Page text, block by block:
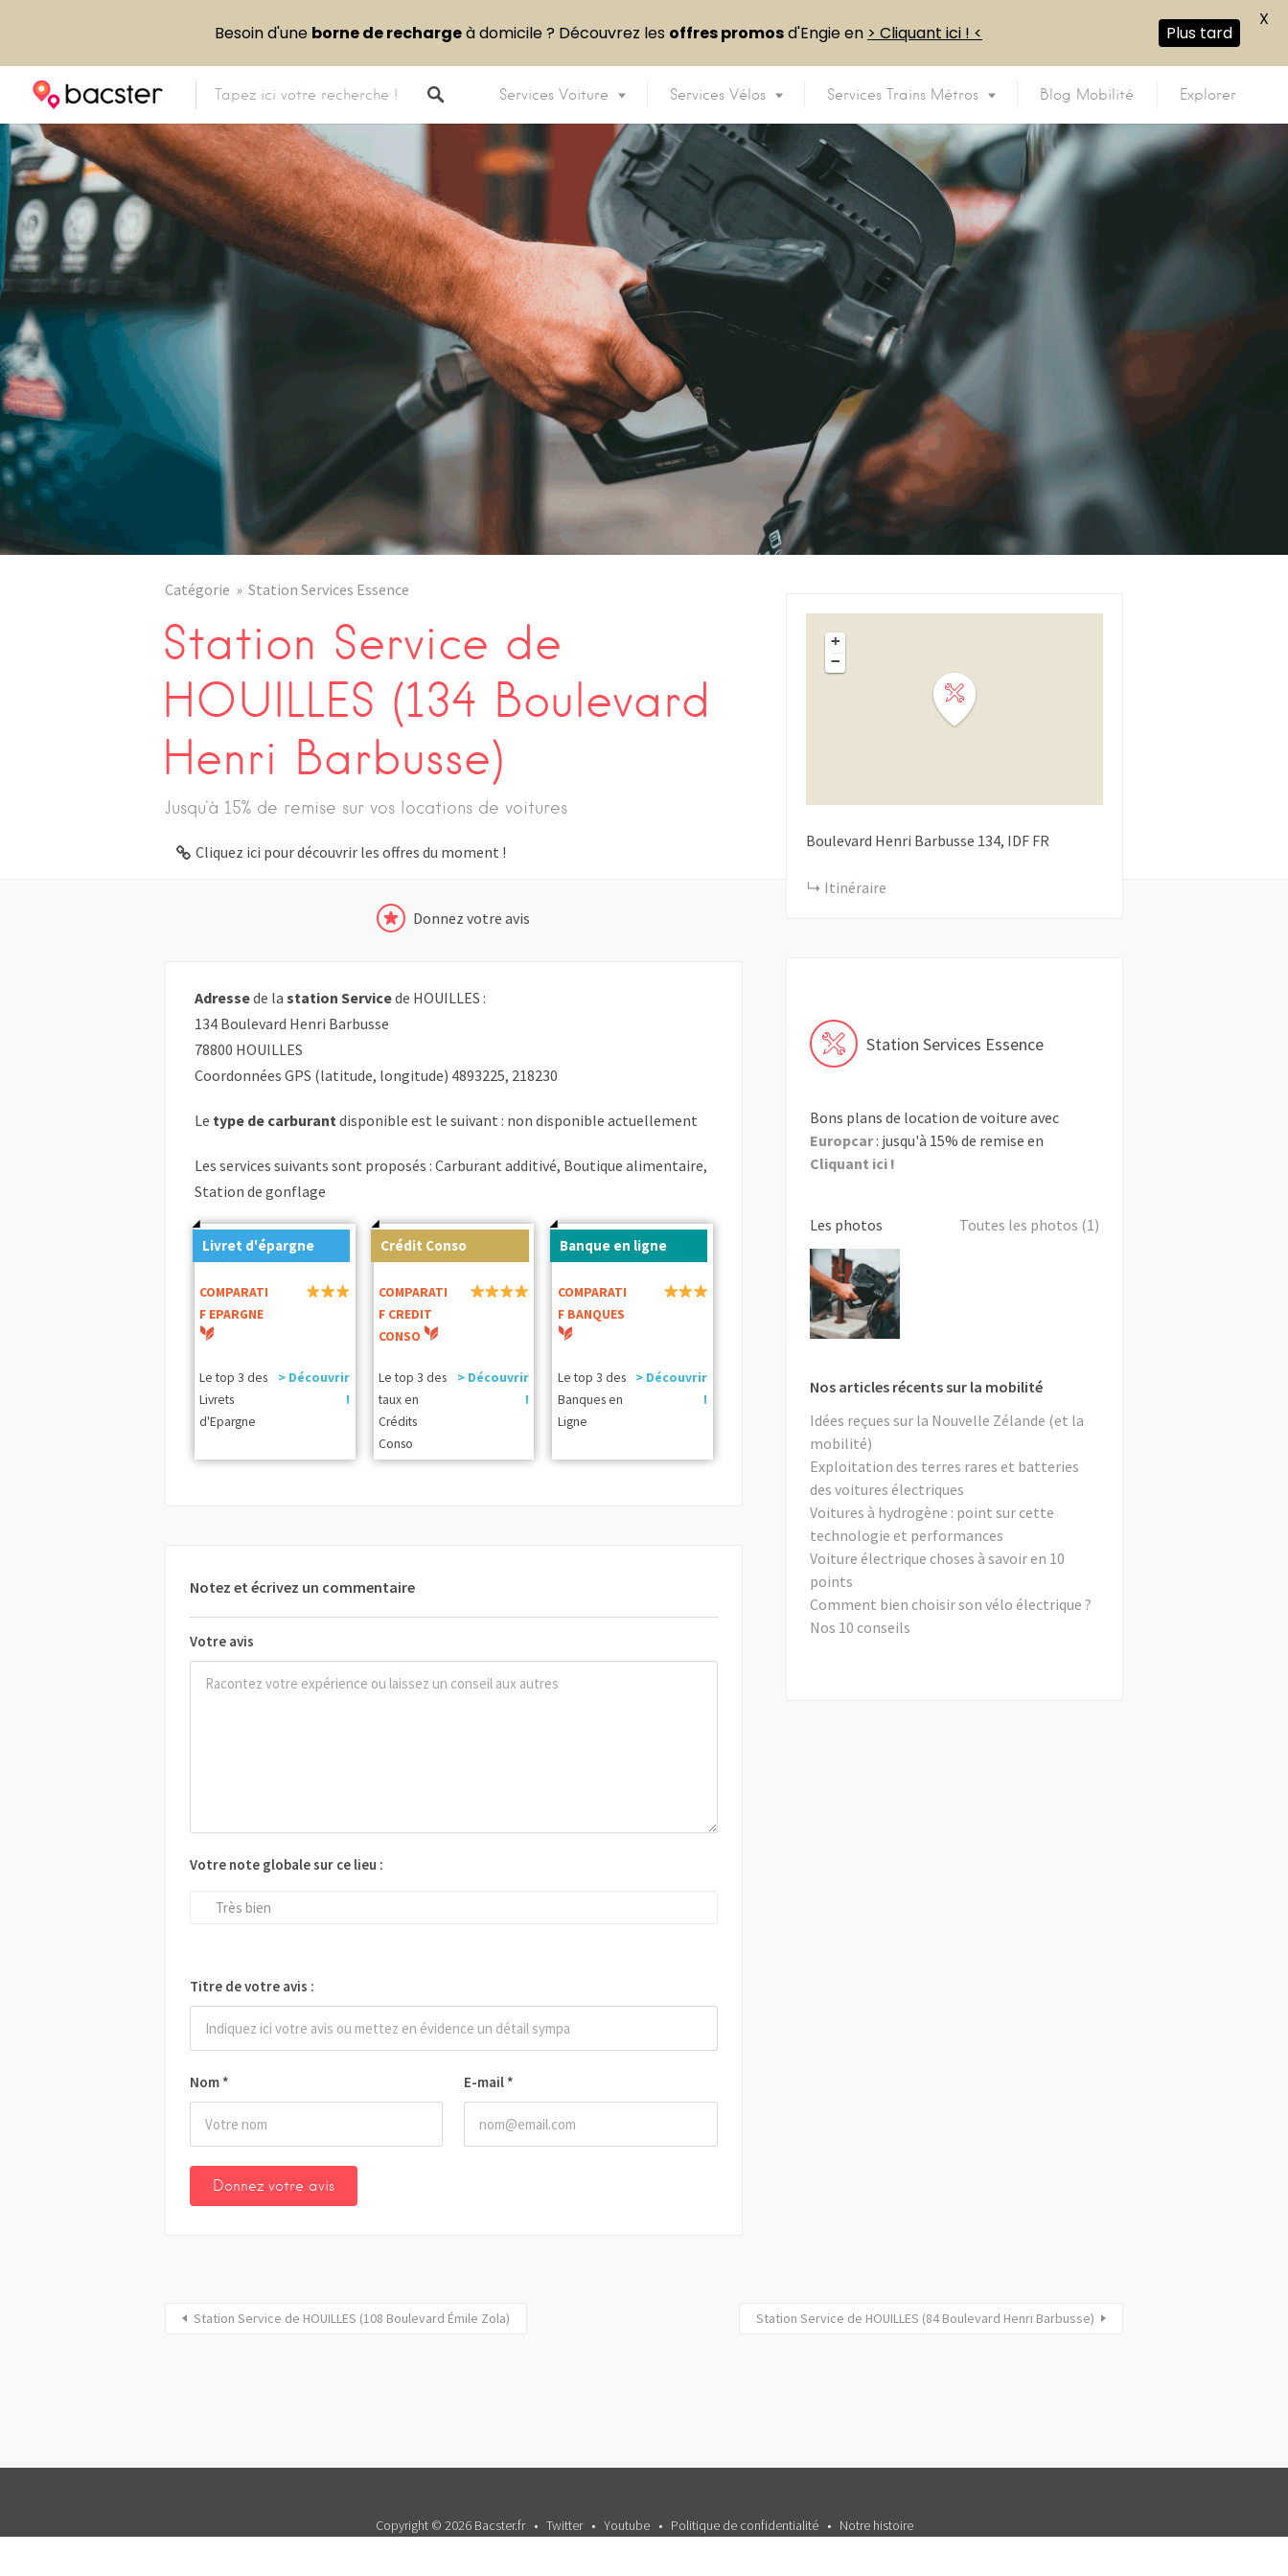
Services Voiture Services Vélos Services Trains Métros Blog Mobilité Explorer
Catégorie Station Services Essence
Station Service de
HOUILLES (134 Boulevard
Henri Barbusse)
Jusqu'à 15% de remise sur vos locations de voitures
Cliquez ici pour découvrir les offres du moment !
Donnez votre avis
Adressede la station Servicede HOUILLES :
134 Boulevard Henri Barbusse
78800 HOUILLES
Coordonnées GPS (latitude, longitude) 4893225, 218230
Le type de carburantdisponible est le suivant : non disponible actuellement
Les services suivants sont proposés : Carburant additivé, Boutique alimentaire,
Station de gonflage
Livret d'épargne
COMPARATI
F EPARGNE
Le top 3 des
Livrets
d'Epargne
> Découvrir
!
Crédit Conso
COMPARATI
F CREDIT
CONSO
Le top 3 des
taux en
Crédits
Conso
> Découvrir
!
Banque en ligne
COMPARATI
F BANQUES
Le top 3 des
Banques en
Ligne
> Découvrir
!
Notez et écrivez un commentaire
Votre avis
Nom * E-mail *
Votre note globale sur ce lieu :
Très bien
Titre de votre avis :
+
−
Boulevard Henri Barbusse 134 IDF FR
Itinéraire
Station Services Essence
Bons plans de location de voiture avec
Europcar: jusqu'à 15% de remise en
Cliquant ici !
Les photos Toutes les photos (1)
Nos articles récents sur la mobilité
Idées reçues sur la Nouvelle Zélande (et la
mobilité)
Exploitation des terres rares et batteries
des voitures électriques
Voitures à hydrogène : point sur cette
technologie et performances
Voiture électrique choses à savoir en 10
points
Comment bien choisir son vélo électrique ?
Nos 10 conseils
Station Service de HOUILLES (108 Boulevard Émile Zola) Station Service de HOUILLES (84 Boulevard Henri Barbusse)
Copyright © 2026 Bacster.fr Twitter Youtube Politique de confidentialité Notre histoire
Besoin d'une borne de rechargeà domicile ? Découvrez les offres promosd'Engie en > Cliquant ici ! < Plus tard
X